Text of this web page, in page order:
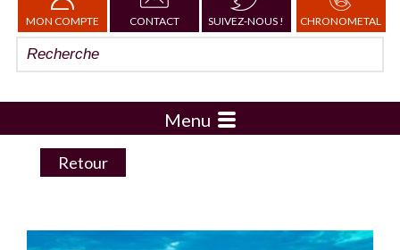
MON COMPTE CONTACT SUIVEZ-NOUS ! CHRONOMETAL
Menu
Retour